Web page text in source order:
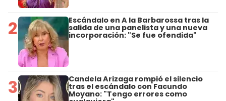
2 Escándalo en A la Barbarossa tras la
salida de una panelista y una nueva
incorporación: "Se fue ofendida"
3 Candela Arizaga rompió el silencio
tras el escándalo con Facundo
Moyano: "Tengo errores como